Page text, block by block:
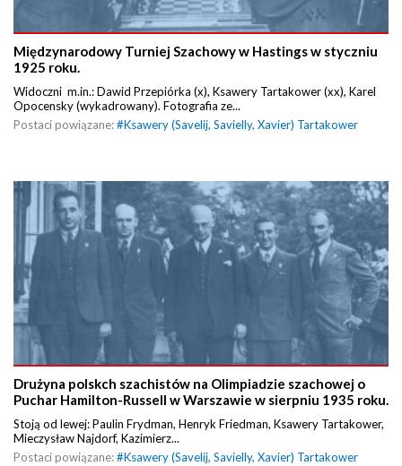
Międzynarodowy Turniej Szachowy w Hastings w styczniu
1925 roku.
Widoczni m.in.: Dawid Przepiórka (x), Ksawery Tartakower (xx), Karel
Opocensky (wykadrowany). Fotografia ze...
Postaci powiązane:#Ksawery (Savelij, Savielly, Xavier) Tartakower
Drużyna polskch szachistów na Olimpiadzie szachowej o
Puchar Hamilton-Russell w Warszawie w sierpniu 1935 roku.
Stoją od lewej: Paulin Frydman, Henryk Friedman, Ksawery Tartakower,
Mieczysław Najdorf, Kazimierz...
Postaci powiązane:#Ksawery (Savelij, Savielly, Xavier) Tartakower